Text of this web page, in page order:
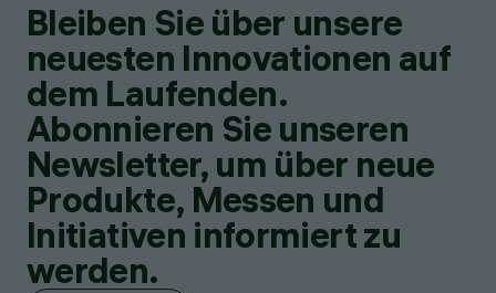
Bleiben Sie über unsere
neuesten Innovationen auf
dem Laufenden.
Abonnieren Sie unseren
Newsletter, um über neue
Produkte, Messen und
Initiativen informiert zu
werden.